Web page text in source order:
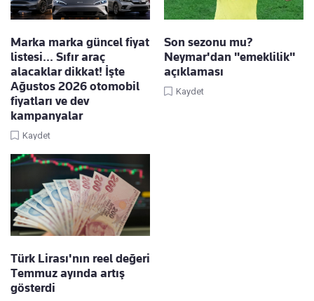
Marka marka güncel fiyat
listesi... Sıfır araç
alacaklar dikkat! İşte
Ağustos 2026 otomobil
fiyatları ve dev
kampanyalar
Kaydet
Son sezonu mu?
Neymar'dan "emeklilik"
açıklaması
Kaydet
Türk Lirası'nın reel değeri
Temmuz ayında artış
gösterdi